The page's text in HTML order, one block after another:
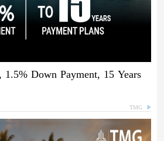
Down Payment, 15 Years
TMG